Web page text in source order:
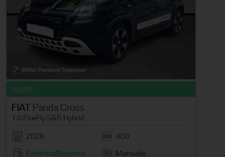
usato
FIAT Panda Cross
1.0 FireFly S&S Hybrid
2026
400
Elettrica/Benzina
Manuale